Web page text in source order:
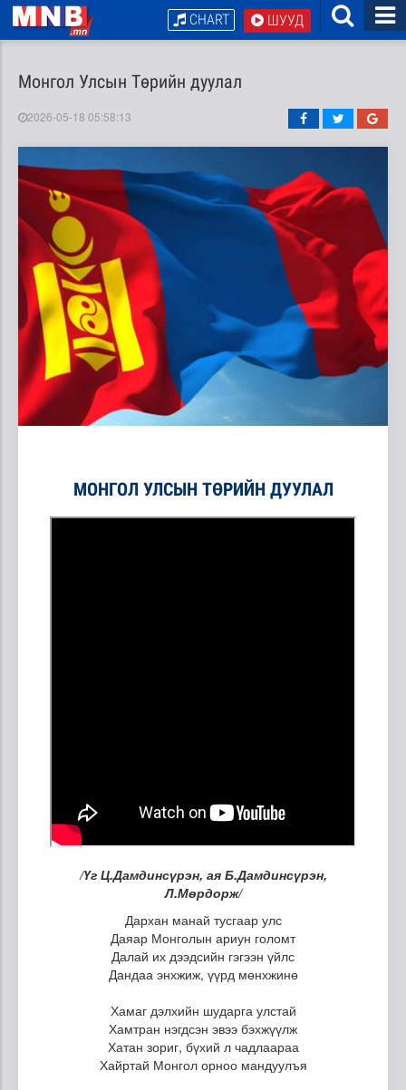
ШУУД
CHART
Монгол Улсын Төрийн дуулал
2026-05-18 05:58:13
МОНГОЛ УЛСЫН ТӨРИЙН ДУУЛАЛ
/Үг Ц.Дамдинсүрэн, ая Б.Дамдинсүрэн,
Л.Мөрдорж/
Дархан манай тусгаар улс
Даяар Монголын ариун голомт
Далай их дээдсийн гэгээн үйлс
Дандаа энхжиж, үүрд мөнхжинө
Хамаг дэлхийн шударга улстай
Хамтран нэгдсэн эвээ бэхжүүлж
Хатан зориг, бүхий л чадлаараа
Хайртай Монгол орноо мандуулъя